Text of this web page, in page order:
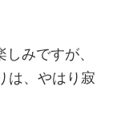
みですが、
は、やはり寂